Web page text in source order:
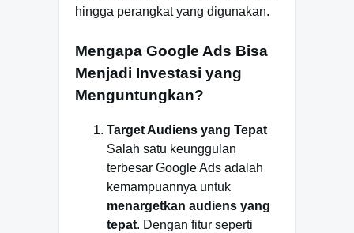
hingga perangkat yang digunakan.
Mengapa Google Ads Bisa
Menjadi Investasi yang
Menguntungkan?
Target Audiens yang Tepat
Salah satu keunggulan
terbesar Google Ads adalah
kemampuannya untuk
menargetkan audiens yang
tepat. Dengan fitur seperti